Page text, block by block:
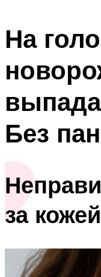
На
Без
за